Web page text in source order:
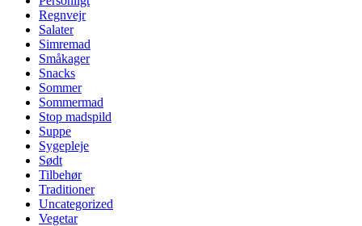
Regnvejr
Salater
Simremad
Småkager
Snacks
Sommer
Sommermad
Stop madspild
Suppe
Sygepleje
Sødt
Tilbehør
Traditioner
Uncategorized
Vegetar